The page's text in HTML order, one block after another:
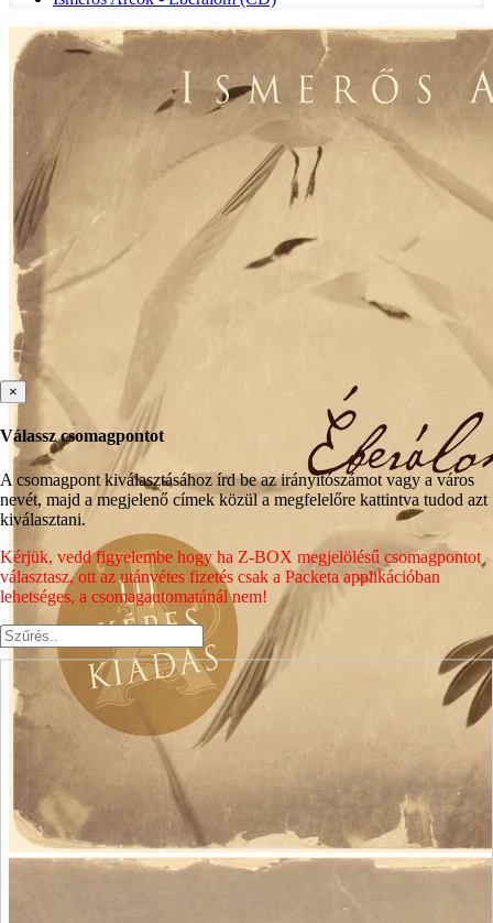
×
Válassz csomagpontot
A csomagpont kiválasztásához írd be az irányítószámot vagy a város
nevét, majd a megjelenő címek közül a megfelelőre kattintva tudod azt
kiválasztani.
Kérjük, vedd figyelembe hogy ha Z-BOX megjelölésű csomagpontot
választasz, ott az utánvétes fizetés csak a Packeta applikációban
lehetséges, a csomagautomatánál nem!